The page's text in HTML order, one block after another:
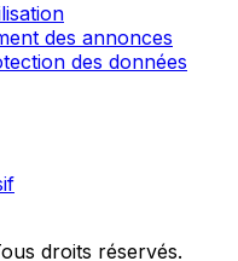
des annonces
des données
droits réservés.